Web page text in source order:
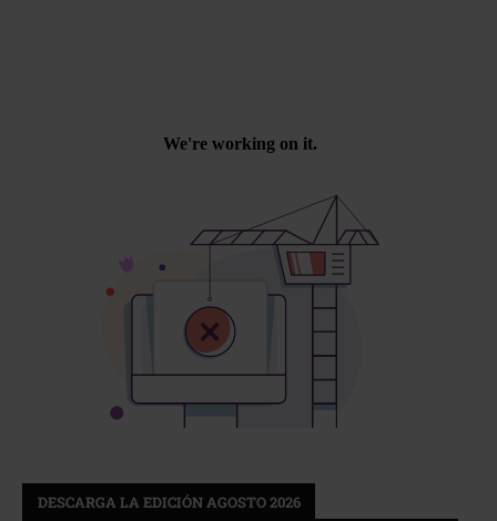
DESCARGA LA EDICIÓN AGOSTO 2026